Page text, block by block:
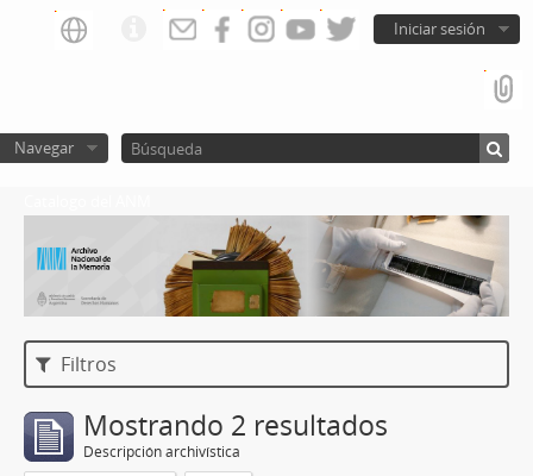
Iniciar sesión
Navegar
Filtros
Mostrando 2 resultados
Descripción archivística